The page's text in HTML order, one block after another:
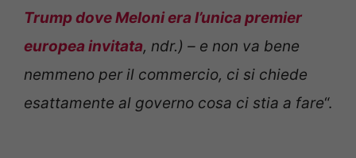
Trump dove Meloni era l’unica premier
europea invitata, ndr.) – e non va bene
nemmeno per il commercio, ci si chiede
esattamente al governo cosa ci stia a fare“.